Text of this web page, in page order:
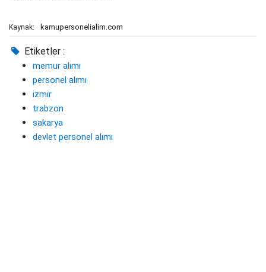
Kaynak: kamupersonelialim.com
Etiketler :
memur alımı
personel alımı
izmir
trabzon
sakarya
devlet personel alımı